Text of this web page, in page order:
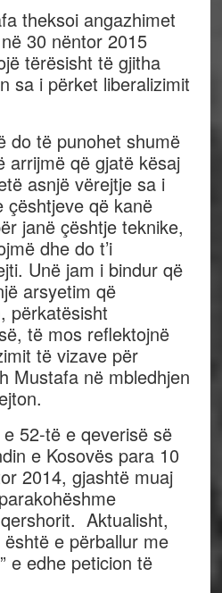
theksoi angazhimet
30 nëntor 2015
tërësisht të gjitha
sa i përket liberalizimit
do të punohet shumë
arrijmë që gjatë kësaj
asnjë vërejtje sa i
çështjeve që kanë
janë çështje teknike,
dhe do t’i
Unë jam i bindur që
arsyetim që
përkatësisht
të mos reflektojnë
të vizave për
Mustafa në mbledhjen
52-të e qeverisë së
e Kosovës para 10
2014, gjashtë muaj
Aktualisht,
e përballur me
e edhe peticion të